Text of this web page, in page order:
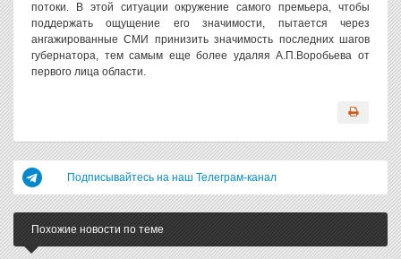
потоки. В этой ситуации окружение самого премьера, чтобы
поддержать ощущение его значимости, пытается через
ангажированные СМИ принизить значимость последних шагов
губернатора, тем самым еще более удаляя А.П.Воробьева от
первого лица области.
Подписывайтесь на наш Телеграм-канал
Похожие новости по теме